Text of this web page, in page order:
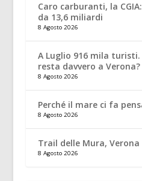
Caro carburanti, la
da 13,6 miliardi
8 Agosto 2026
A Luglio 916 mila
resta davvero a Verona?
8 Agosto 2026
Perché il mare ci fa
8 Agosto 2026
Trail delle Mura,
8 Agosto 2026